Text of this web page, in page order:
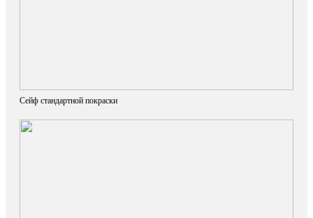
Сейф стандартной покраски